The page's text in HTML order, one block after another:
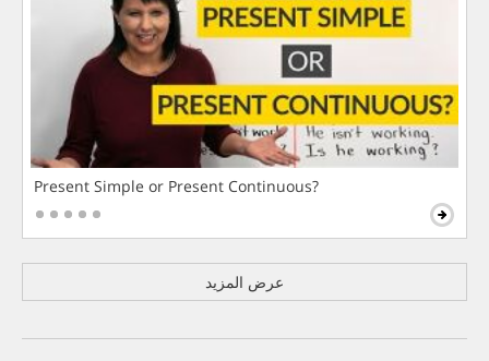
Present Simple or Present Continuous?
عرض المزيد